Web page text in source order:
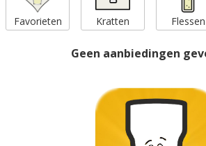
Favorieten Kratten Flessen
Geen aanbiedingen